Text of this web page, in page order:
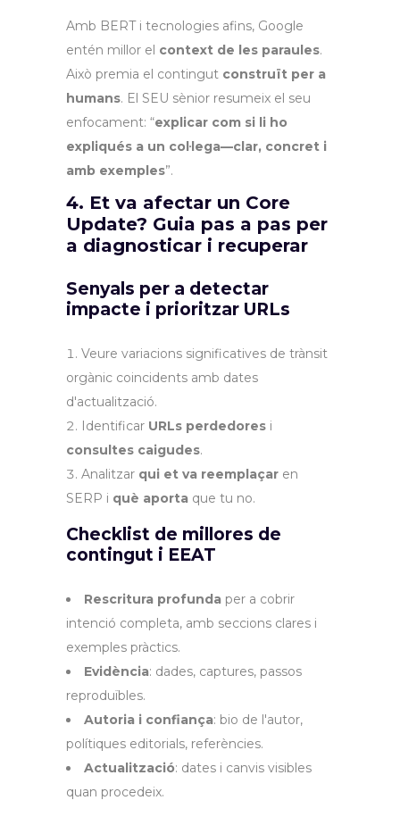
Amb BERT i tecnologies afins, Google
entén millor el context de les paraules.
Això premia el contingut construït per a
humans. El SEU sènior resumeix el seu
enfocament: “explicar com si li ho
expliqués a un col·lega—clar, concret i
amb exemples”.
4. Et va afectar un Core
Update? Guia pas a pas per
a diagnosticar i recuperar
Senyals per a detectar
impacte i prioritzar URLs
Veure variacions significatives de trànsit
orgànic coincidents amb dates
d'actualització.
Identificar URLs perdedores i
consultes caigudes.
Analitzar qui et va reemplaçar en
SERP i què aporta que tu no.
Checklist de millores de
contingut i EEAT
Rescritura profunda per a cobrir
intenció completa, amb seccions clares i
exemples pràctics.
Evidència: dades, captures, passos
reproduïbles.
Autoria i confiança: bio de l'autor,
polítiques editorials, referències.
Actualització: dates i canvis visibles
quan procedeix.